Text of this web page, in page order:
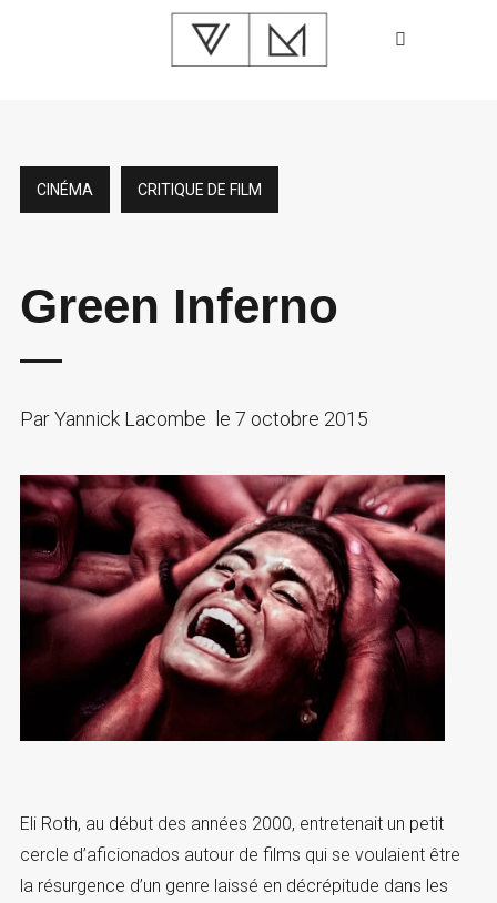
CINÉMA CRITIQUE DE FILM
Green Inferno
ParYannick Lacombe le 7 octobre 2015
Eli Roth, au début des années 2000, entretenait un petit
cercle d’aficionados autour de films qui se voulaient être
la résurgence d’un genre laissé en décrépitude dans les